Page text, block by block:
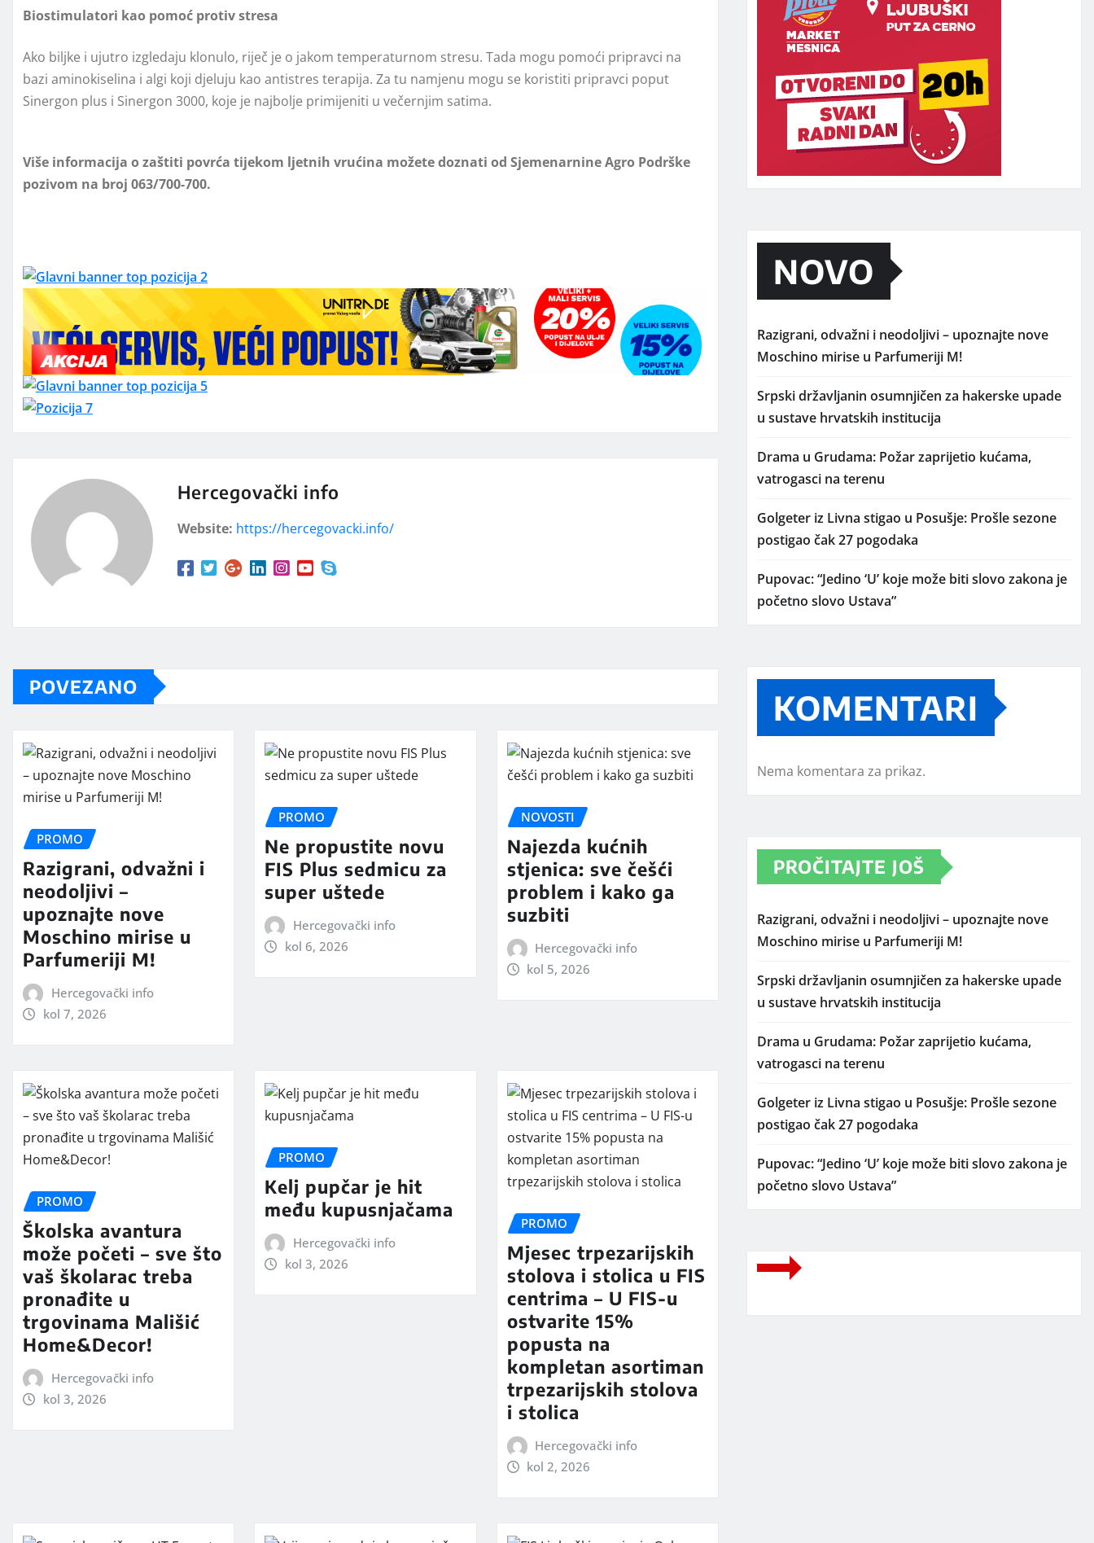
Biostimulatori kao pomoć protiv stresa
Ako biljke i ujutro izgledaju klonulo, riječ je o jakom temperaturnom stresu. Tada mogu pomoći pripravci na
bazi aminokiselina i algi koji djeluju kao antistres terapija. Za tu namjenu mogu se koristiti pripravci poput
Sinergon plus i Sinergon 3000, koje je najbolje primijeniti u večernjim satima.
Više informacija o zaštiti povrća tijekom ljetnih vrućina možete doznati od Sjemenarnine Agro Podrške
pozivom na broj 063/700-700.
Hercegovački info
Website: https://hercegovacki.info/
POVEZANO
PROMO
Razigrani, odvažni i
neodoljivi –
upoznajte nove
Moschino mirise u
Parfumeriji M!
Hercegovački info
kol 7, 2026
PROMO
Ne propustite novu
FIS Plus sedmicu za
super uštede
Hercegovački info
kol 6, 2026
NOVOSTI
Najezda kućnih
stjenica: sve češći
problem i kako ga
suzbiti
Hercegovački info
kol 5, 2026
PROMO
Školska avantura
može početi – sve što
vaš školarac treba
pronađite u
trgovinama Mališić
Home&Decor!
Hercegovački info
kol 3, 2026
PROMO
Kelj pupčar je hit
među kupusnjačama
Hercegovački info
kol 3, 2026
PROMO
Mjesec trpezarijskih
stolova i stolica u FIS
centrima – U FIS-u
ostvarite 15%
popusta na
kompletan asortiman
trpezarijskih stolova
i stolica
Hercegovački info
kol 2, 2026
NOVO
Razigrani, odvažni i neodoljivi – upoznajte nove
Moschino mirise u Parfumeriji M!
Srpski državljanin osumnjičen za hakerske upade
u sustave hrvatskih institucija
Drama u Grudama: Požar zaprijetio kućama,
vatrogasci na terenu
Golgeter iz Livna stigao u Posušje: Prošle sezone
postigao čak 27 pogodaka
Pupovac: “Jedino ‘U’ koje može biti slovo zakona je
početno slovo Ustava”
KOMENTARI
Nema komentara za prikaz.
PROČITAJTE JOŠ
Razigrani, odvažni i neodoljivi – upoznajte nove
Moschino mirise u Parfumeriji M!
Srpski državljanin osumnjičen za hakerske upade
u sustave hrvatskih institucija
Drama u Grudama: Požar zaprijetio kućama,
vatrogasci na terenu
Golgeter iz Livna stigao u Posušje: Prošle sezone
postigao čak 27 pogodaka
Pupovac: “Jedino ‘U’ koje može biti slovo zakona je
početno slovo Ustava”